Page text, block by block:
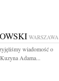
WARSZAWA
wiadomość o
Adama...